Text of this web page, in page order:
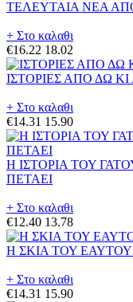
ΤΕΛΕΥΤΑΙΑ ΝΕΑ
+ Στο καλαθι
€16.22 18.02
ΙΣΤΟΡΙΕΣ ΑΠΟ ΔΩ
+ Στο καλαθι
€14.31 15.90
Η ΙΣΤΟΡΙΑ ΤΟΥ
ΠΕΤΑΕΙ
+ Στο καλαθι
€12.40 13.78
Η ΣΚΙΑ ΤΟΥ
+ Στο καλαθι
€14.31 15.90